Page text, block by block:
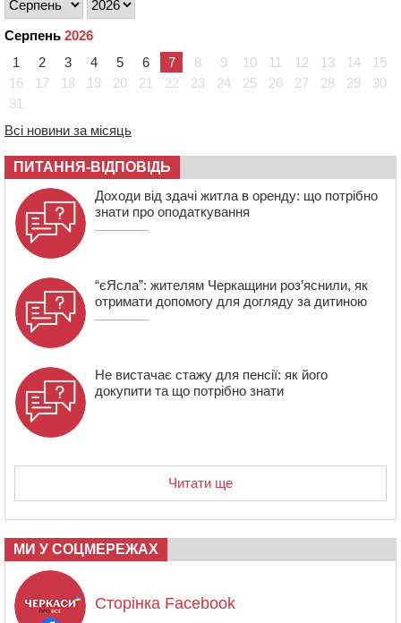
09:08 Встановити гойдалки, карусель і закупити іграшки: у
08:22
“На щиті” у Чорнобаївську громаду повертається
полеглий біля Кліщіївки воїн
сплатили на Черкащині
06 СЕРПНЯ 2026, ЧЕТВЕР
21:13 Вісім медалей, з яких чотири золоті: черкаські
спортсмени тріумфували на чемпіонаті України
Серпень 2026
1
2 3 4 5 6 7 8 9 10 11 12 13 14
15
16
17 18 19 20 21 22 23 24 25 26 27 28 29
30
31
Всі новини за місяць
ПИТАННЯ-ВІДПОВІДЬ
Доходи від здачі житла в оренду: що потрібно
знати про оподаткування
“єЯсла”: жителям Черкащини роз’яснили, як
отримати допомогу для догляду за дитиною
Не вистачає стажу для пенсії: як його
докупити та що потрібно знати
Читати ще
МИ У СОЦМЕРЕЖАХ
Сторінка Facebook